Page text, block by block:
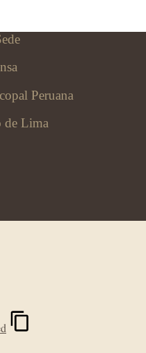
Peruana
de Lima